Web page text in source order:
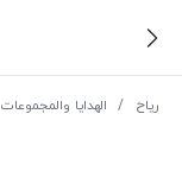
ریاح / الهدايا والمجموعات